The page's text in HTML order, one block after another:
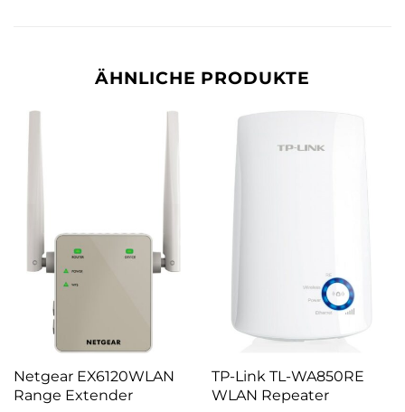
ÄHNLICHE PRODUKTE
Netgear EX6120WLAN
Range Extender
TP-Link TL-WA850RE
WLAN Repeater